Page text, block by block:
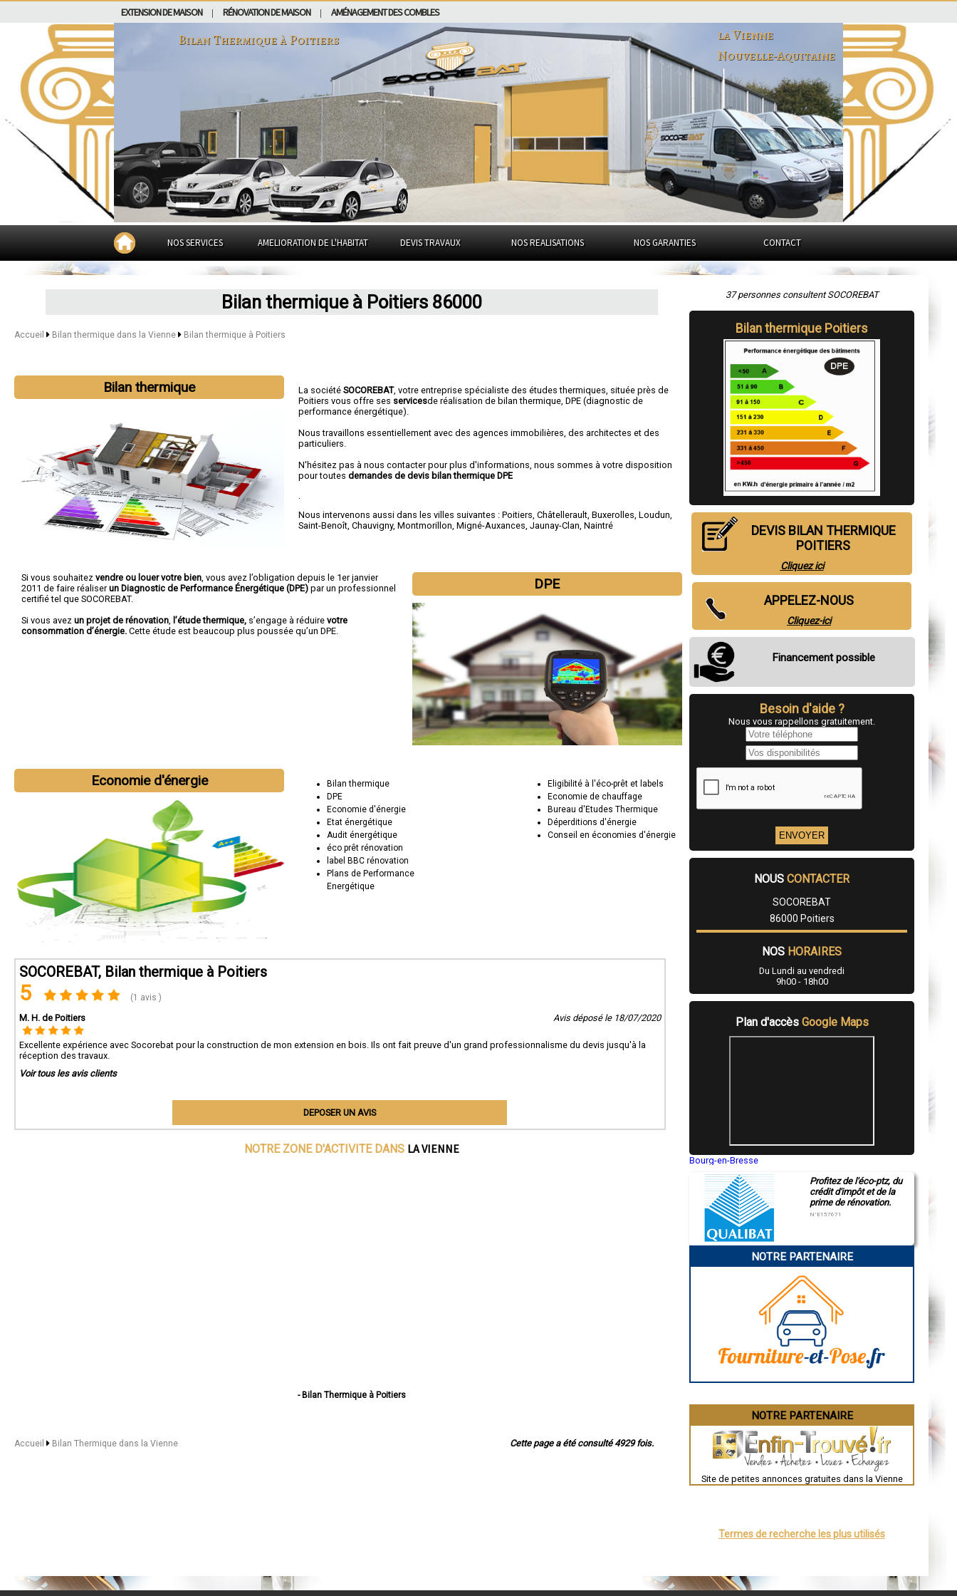
EXTENSION DE MAISON RÉNOVATION DE MAISON AMÉNAGEMENT DES COMBLES
Bilan Thermique àPoitiers
la Vienne
Nouvelle-Aquitaine
NOS SERVICES AMELIORATION DE L'HABITAT DEVIS TRAVAUX NOS REALISATIONS NOS GARANTIES CONTACT
Bilan thermique à Poitiers 86000
Accueil Bilan thermique dans la Vienne Bilan thermique à Poitiers
Bilan thermique La sociétéSOCOREBAT, votre entreprise spécialiste des études thermiques, située près de
Poitiers vous offre ses servicesde réalisation de bilan thermique, DPE (diagnostic de
performance énergétique).
Nous travaillons essentiellement avec des agences immobilières, des architectes et des
particuliers.
N'hésitez pas à nous contacter pour plus d'informations, nous sommes à votre disposition
pour toutesdemandes de devis bilan thermique DPE
Nous intervenons aussi dans les villes suivantes :Poitiers,Châtellerault,Buxerolles,Loudun,
Saint-Benoît,Chauvigny,Montmorillon,Migné-Auxances,Jaunay-Clan,Naintré
DPE
Si vous souhaitez vendre ou louer votre bien, vous avez l’obligation depuis le 1er janvier
2011 de faire réaliserun Diagnostic de Performance Énergétique (DPE) par un professionnel
certifié tel que SOCOREBAT.
Si vous avez un projet de rénovation, l’étude thermique, s’engage à réduire votre
consommation d’énergie. Cette étude est beaucoup plus poussée qu’un DPE.
Economie d'énergie
Bilan thermique
DPE
Economie d'énergie
Etat énergétique
Audit énergétique
éco prêt rénovation
label BBC rénovation
Plans de Performance
Energétique
Eligibilité à l'éco-prêt et labels
Economie de chauffage
Bureau d'Etudes Thermique
Déperditions d'énergie
Conseil en économies d'énergie
SOCOREBAT, Bilan thermique à Poitiers
5 (1 avis )
M. H. de Poitiers Avis déposé le 18/07/2020
Excellente expérience avec Socorebat pour la construction de mon extension en bois. Ils ont fait preuve d'un grand professionnalisme du devis jusqu'à la
réception des travaux.
Voir tous les avis clients
DEPOSER UN AVIS
NOTRE ZONE D'ACTIVITE DANS LA VIENNE
- Bilan Thermique à Poitiers
- Bilan Thermique à Saint-Georges-lès-Baillargeaux
- Bilan Thermique à Fontaine-le-Comte
Cette page a été consulté 4929 fois.
Accueil Bilan Thermique dans la Vienne
37 personnes consultent SOCOREBAT
Bilan thermique Poitiers
DEVIS BILAN THERMIQUE
POITIERS
Cliquez ici
APPELEZ-NOUS
Cliquez-ici
Financement possible
Besoin d'aide ?
Nous vous rappellons gratuitement.
NOUS CONTACTER
SOCOREBAT
86000 Poitiers
NOS HORAIRES
Du Lundi au vendredi
9h00 - 18h00
Plan d'accès Google Maps
Bourg-en-Bresse
Montluçon
Manosque
Gap
Charleville-Mézières
Pamiers
Narbonne
Brive-la-Gaillarde
Guéret
Besançon
Évreux
Chartres
Nîmes
Auch
Blois
Saint-Étienne
Profitez de l'éco-ptz, du
crédit d'impôt et de la
prime de rénovation.
N°E157671
NOTRE PARTENAIRE
NOTRE PARTENAIRE
Site de petites annonces gratuites dans la Vienne
Termes de recherche les plus utilisés